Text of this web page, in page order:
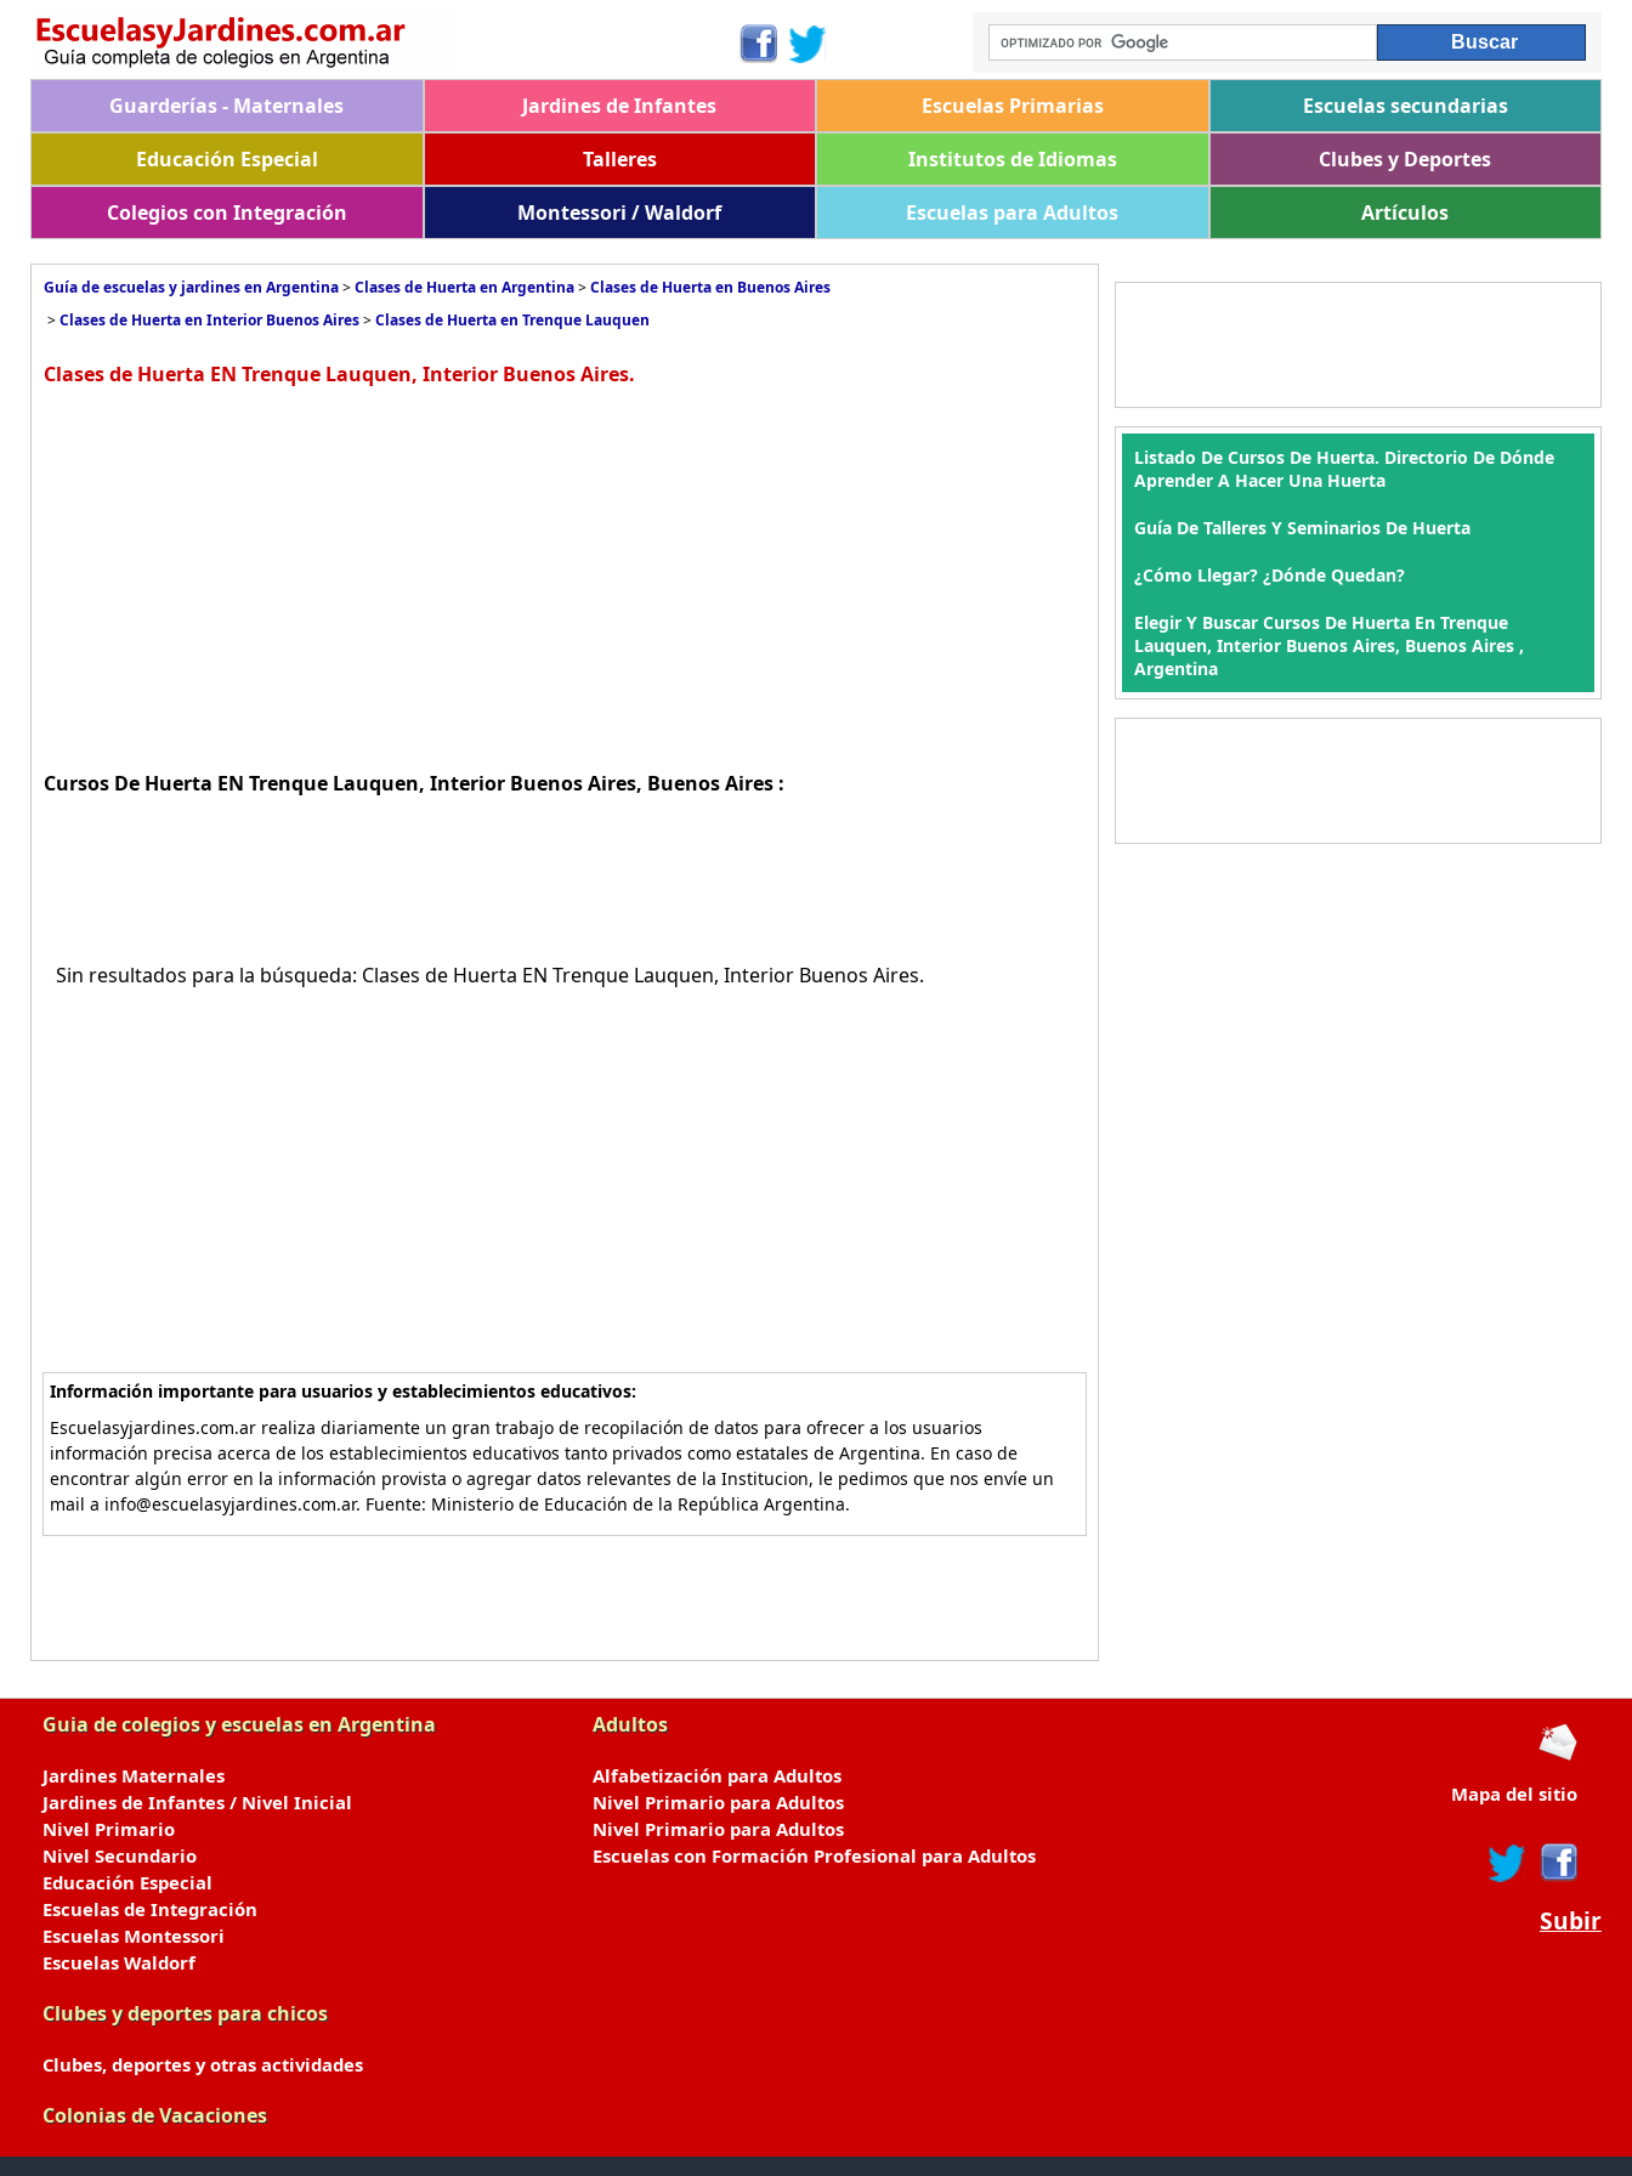
Guarderías - Maternales Jardines de Infantes Escuelas Primarias
Escuelas secundarias
Educación Especial
Talleres Institutos de Idiomas
Clubes y Deportes
Colegios con Integración
Montessori / Waldorf Escuelas para Adultos Artículos
Guía de escuelas y jardines en Argentina>Clases de Huerta en Argentina>Clases de Huerta en Buenos Aires
>Clases de Huerta en Interior Buenos Aires>Clases de Huerta en Trenque Lauquen
Clases de Huerta EN Trenque Lauquen, Interior Buenos Aires.
Cursos De Huerta EN Trenque Lauquen, Interior Buenos Aires, Buenos Aires :
Sin resultados para la búsqueda: Clases de Huerta EN Trenque Lauquen, Interior Buenos Aires.
Información importante para usuarios y establecimientos educativos:
Escuelasyjardines.com.ar realiza diariamente un gran trabajo de recopilación de datos para ofrecer a los usuarios
información precisa acerca de los establecimientos educativos tanto privados como estatales de Argentina. En caso de
encontrar algún error en la información provista o agregar datos relevantes de la Institucion, le pedimos que nos envíe un
mail a info@escuelasyjardines.com.ar. Fuente: Ministerio de Educación de la República Argentina.
Listado De Cursos De Huerta. Directorio De Dónde
Aprender A Hacer Una Huerta
Guía De Talleres Y Seminarios De Huerta
¿Cómo Llegar? ¿Dónde Quedan?
Elegir Y Buscar Cursos De Huerta En Trenque
Lauquen, Interior Buenos Aires, Buenos Aires ,
Argentina
Guia de colegios y escuelas en Argentina
Jardines Maternales
Jardines de Infantes / Nivel Inicial
Nivel Primario
Nivel Secundario
Educación Especial
Escuelas de Integración
Escuelas Montessori
Escuelas Waldorf
Clubes y deportes para chicos
Clubes, deportes y otras actividades
Colonias de Vacaciones
Adultos
Alfabetización para Adultos
Nivel Primario para Adultos
Nivel Primario para Adultos
Escuelas con Formación Profesional para Adultos
Mapa del sitio
Subir